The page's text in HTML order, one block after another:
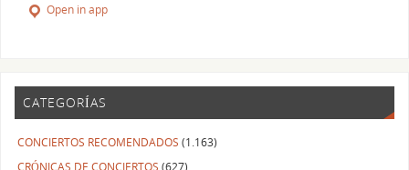
Open in app
CATEGORÍAS
CONCIERTOS RECOMENDADOS (1.163)
CRÓNICAS DE CONCIERTOS (627)